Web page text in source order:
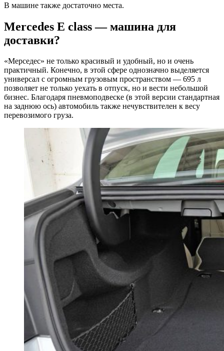
В машине также достаточно места.
Mercedes E class — машина для
доставки?
«Мерседес» не только красивый и удобный, но и очень
практичный. Конечно, в этой сфере однозначно выделяется
универсал с огромным грузовым пространством — 695 л
позволяет не только уехать в отпуск, но и вести небольшой
бизнес. Благодаря пневмоподвеске (в этой версии стандартная
на заднюю ось) автомобиль также нечувствителен к весу
перевозимого груза.